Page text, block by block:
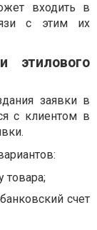
входить в
с этим их
этилового
заявки в
с клиентом в
товара;
счет